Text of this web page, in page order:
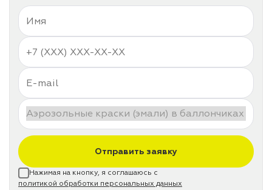
Отправить заявку
Нажимая на кнопку, я соглашаюсь с
политикой обработки персональных данных